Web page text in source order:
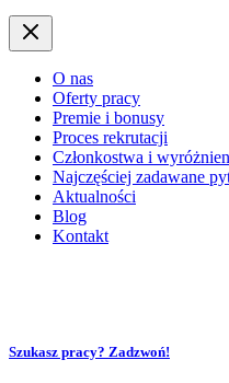
O nas
Oferty pracy
Premie i bonusy
Proces rekrutacji
Członkostwa i
Najczęściej zadawane
Aktualności
Blog
Kontakt
Szukasz pracy? Zadzwoń!